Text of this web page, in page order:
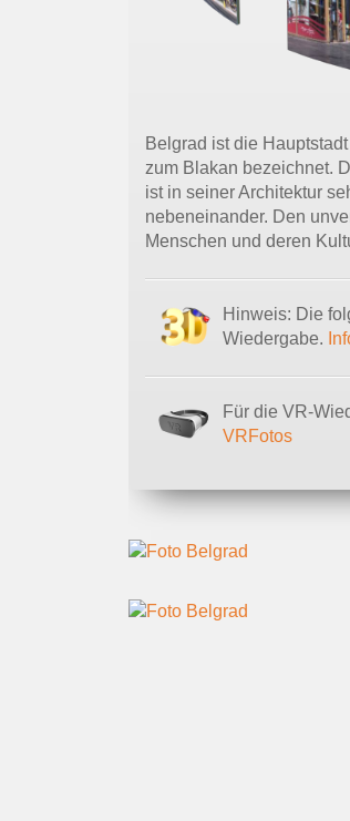
Belgrad ist die
zum Blakan bezeichnet.
ist in seiner Architektur
nebeneinander. Den
Menschen und deren
Hinweis: Die
Wiedergabe.
Für die VR-
VRFotos